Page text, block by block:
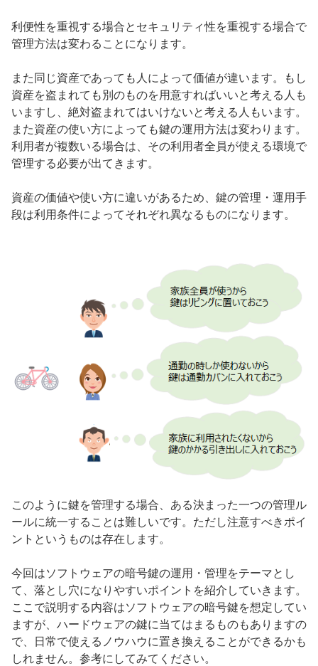
利便性を重視する場合とセキュリティ性を重視する場合で
管理方法は変わることになります。
また同じ資産であっても人によって価値が違います。もし
資産を盗まれても別のものを用意すればいいと考える人も
いますし、絶対盗まれてはいけないと考える人もいます。
また資産の使い方によっても鍵の運用方法は変わります。
利用者が複数いる場合は、その利用者全員が使える環境で
管理する必要が出てきます。
資産の価値や使い方に違いがあるため、鍵の管理・運用手
段は利用条件によってそれぞれ異なるものになります。
このように鍵を管理する場合、ある決まった一つの管理ル
ールに統一することは難しいです。ただし注意すべきポイ
ントというものは存在します。
今回はソフトウェアの暗号鍵の運用・管理をテーマとし
て、落とし穴になりやすいポイントを紹介していきます。
ここで説明する内容はソフトウェアの暗号鍵を想定してい
ますが、ハードウェアの鍵に当てはまるものもありますの
で、日常で使えるノウハウに置き換えることができるかも
しれません。参考にしてみてください。